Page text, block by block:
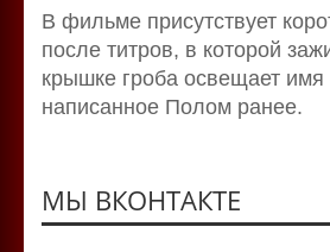
В фильме присутствует
после титров, в которой
крышке гроба освещает имя
написанное Полом ранее.
МЫ ВКОНТАКТЕ